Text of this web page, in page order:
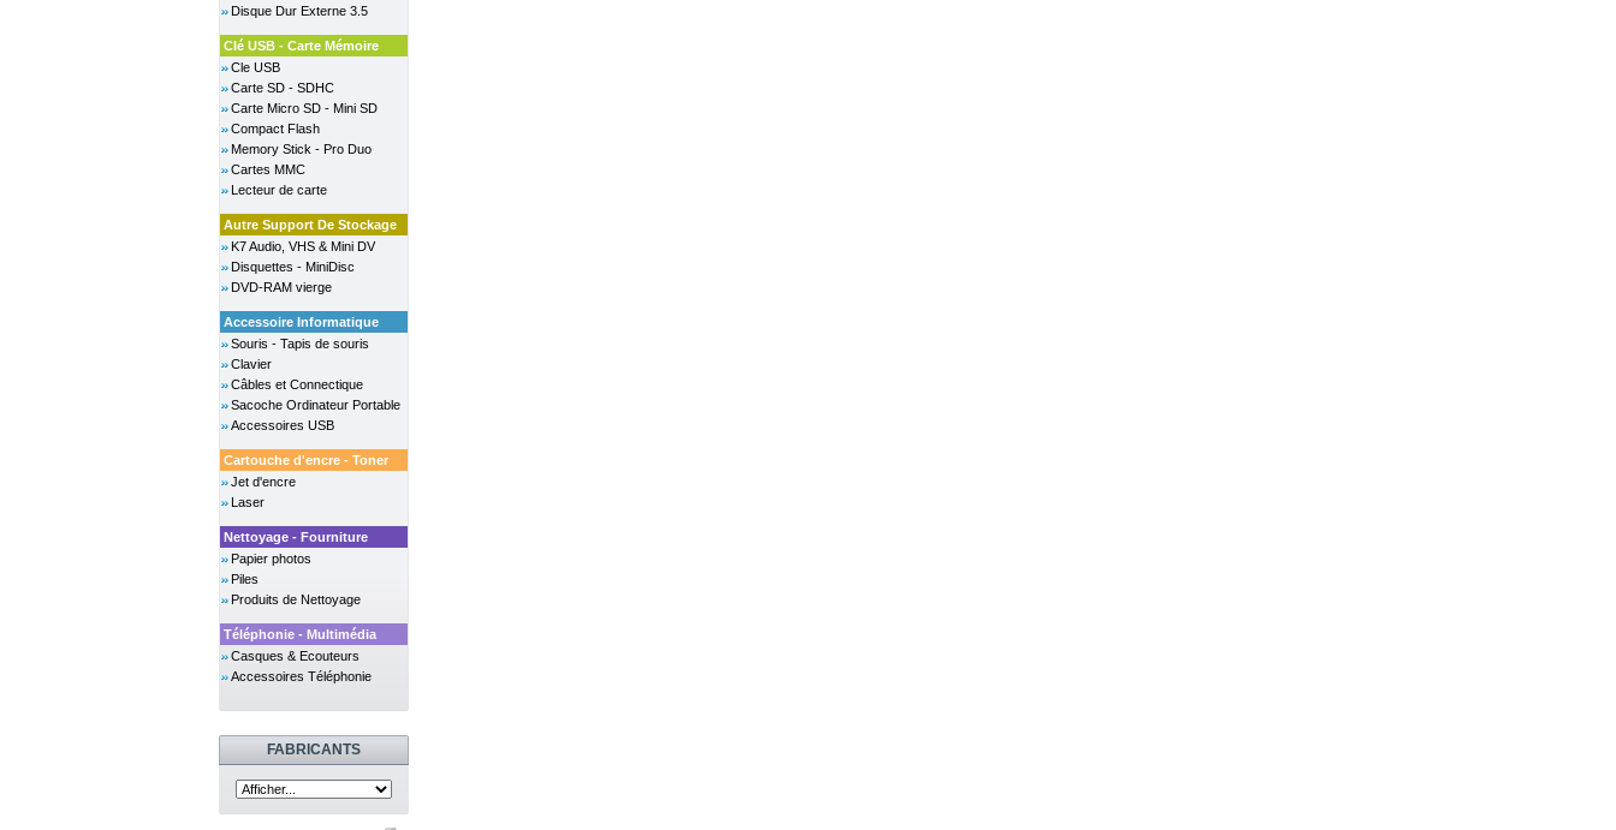
Disque Dur Externe 3.5
Clé USB - Carte Mémoire
Cle USB
Carte SD - SDHC
Carte Micro SD - Mini SD
Compact Flash
Memory Stick - Pro Duo
Cartes MMC
Lecteur de carte
Autre Support De Stockage
K7 Audio, VHS & Mini DV
Disquettes - MiniDisc
DVD-RAM vierge
Accessoire Informatique
Souris - Tapis de souris
Clavier
Câbles et Connectique
Sacoche Ordinateur Portable
Accessoires USB
Cartouche d'encre - Toner
Jet d'encre
Laser
Nettoyage - Fourniture
Papier photos
Piles
Produits de Nettoyage
Téléphonie - Multimédia
Casques & Ecouteurs
Accessoires Téléphonie
FABRICANTS